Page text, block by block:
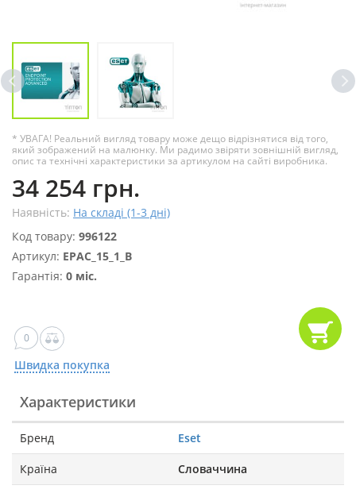
* УВАГА! Реальний вигляд товару може дещо відрізнятися від того,
який зображений на малюнку. Ми радимо звіряти зовнішній вигляд,
опис та технічні характеристики за артикулом на сайті виробника.
34 254 грн.
Наявність: На складі (1-3 дні)
Код товару: 996122
Артикул: EPAC_15_1_B
Гарантія: 0 міс.
0
Швидка покупка
Характеристики
Бренд Eset
Країна Словаччина